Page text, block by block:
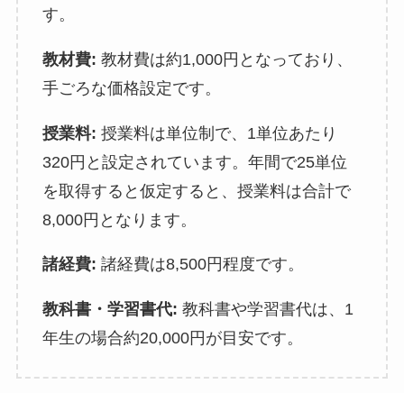
す。
教材費: 教材費は約1,000円となっており、
手ごろな価格設定です。
授業料: 授業料は単位制で、1単位あたり
320円と設定されています。年間で25単位
を取得すると仮定すると、授業料は合計で
8,000円となります。
諸経費: 諸経費は8,500円程度です。
教科書・学習書代: 教科書や学習書代は、1
年生の場合約20,000円が目安です。